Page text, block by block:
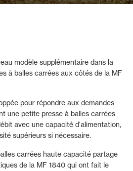
modèle supplémentaire dans la
à balles carrées aux côtés de la MF
pour répondre aux demandes
une petite presse à balles carrées
avec une capacité d'alimentation,
supérieurs si nécessaire.
carrées haute capacité partage
de la MF 1840 qui ont fait le